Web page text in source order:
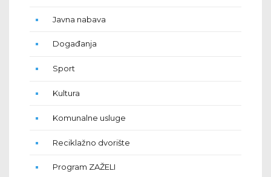
Javna nabava
Događanja
Sport
Kultura
Komunalne usluge
Reciklažno dvorište
Program ZAŽELI